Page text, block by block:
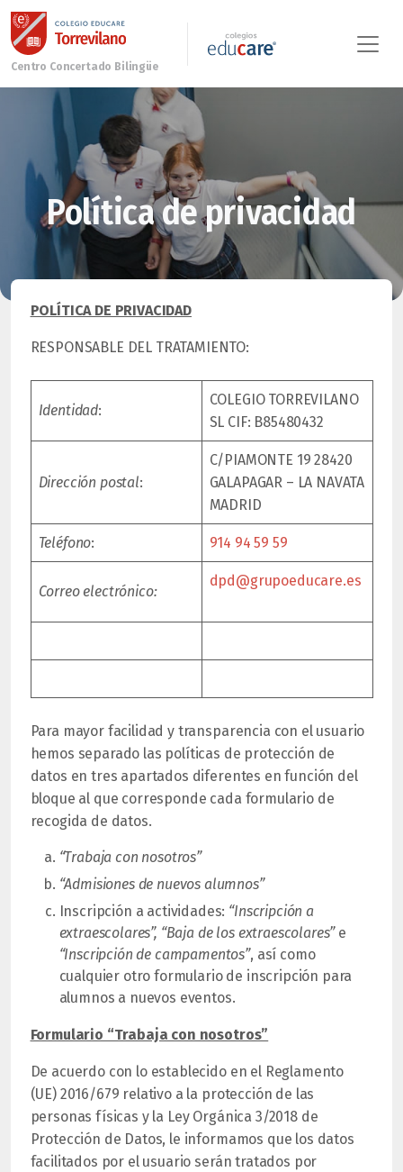
Política de privacidad
POLÍTICA DE PRIVACIDAD
RESPONSABLE DEL TRATAMIENTO:
Identidad:
COLEGIO TORREVILANO
SL CIF: B85480432
Dirección postal:
C/PIAMONTE 19 28420
GALAPAGAR – LA NAVATA
MADRID
Teléfono: 914 94 59 59
Correo electrónico:
dpd@grupoeducare.es
Para mayor facilidad y transparencia con el usuario
hemos separado las políticas de protección de
datos en tres apartados diferentes en función del
bloque al que corresponde cada formulario de
recogida de datos.
“Trabaja con nosotros”
“Admisiones de nuevos alumnos”
Inscripción a actividades: “Inscripción a
extraescolares”, “Baja de los extraescolares” e
“Inscripción de campamentos”, así como
cualquier otro formulario de inscripción para
alumnos a nuevos eventos.
Formulario “Trabaja con nosotros”
De acuerdo con lo establecido en el Reglamento
(UE) 2016/679 relativo a la protección de las
personas físicas y la Ley Orgánica 3/2018 de
Protección de Datos, le informamos que los datos
facilitados por el usuario serán tratados por